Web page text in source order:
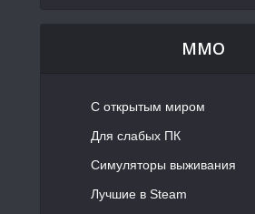
MMO
С открытым миром
Для слабых ПК
Симуляторы выживания
Лучшие в Steam